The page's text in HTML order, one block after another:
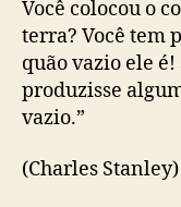
Você colocou o
terra? Você tem
quãovazio ele é!
produzisse
vazio.”
(Charles Stanley)